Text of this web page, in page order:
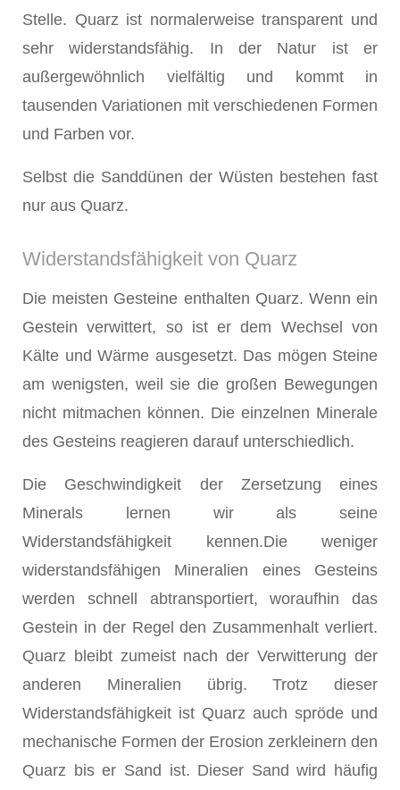
Stelle. Quarz ist normalerweise transparent und
sehr widerstandsfähig. In der Natur ist er
außergewöhnlich vielfältig und kommt in
tausenden Variationen mit verschiedenen Formen
und Farben vor.
Selbst die Sanddünen der Wüsten bestehen fast
nur aus Quarz.
Widerstandsfähigkeit von Quarz
Die meisten Gesteine enthalten Quarz. Wenn ein
Gestein verwittert, so ist er dem Wechsel von
Kälte und Wärme ausgesetzt. Das mögen Steine
am wenigsten, weil sie die großen Bewegungen
nicht mitmachen können. Die einzelnen Minerale
des Gesteins reagieren darauf unterschiedlich.
Die Geschwindigkeit der Zersetzung eines
Minerals lernen wir als seine
Widerstandsfähigkeit kennen.Die weniger
widerstandsfähigen Mineralien eines Gesteins
werden schnell abtransportiert, woraufhin das
Gestein in der Regel den Zusammenhalt verliert.
Quarz bleibt zumeist nach der Verwitterung der
anderen Mineralien übrig. Trotz dieser
Widerstandsfähigkeit ist Quarz auch spröde und
mechanische Formen der Erosion zerkleinern den
Quarz bis er Sand ist. Dieser Sand wird häufig